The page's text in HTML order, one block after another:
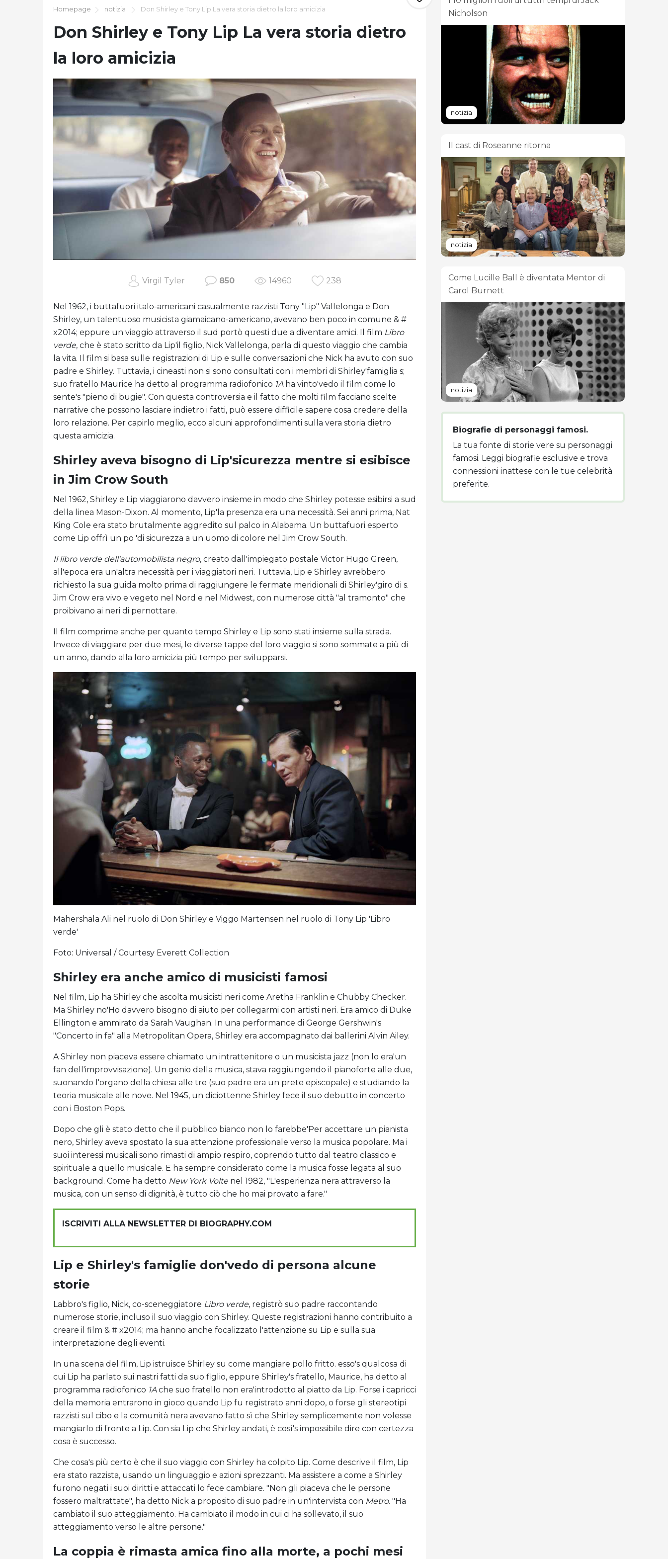
Homepage notizia Don Shirley e Tony Lip La vera storia dietro la loro amicizia
Don Shirley e Tony Lip La vera storia dietro
la loro amicizia
Virgil Tyler 850 14960 238
Nel 1962, i buttafuori italo-americani casualmente razzisti Tony "Lip" Vallelonga e Don
Shirley, un talentuoso musicista giamaicano-americano, avevano ben poco in comune & #
x2014; eppure un viaggio attraverso il sud portò questi due a diventare amici. Il film Libro
verde, che è stato scritto da Lip'il figlio, Nick Vallelonga, parla di questo viaggio che cambia
la vita. Il film si basa sulle registrazioni di Lip e sulle conversazioni che Nick ha avuto con suo
padre e Shirley. Tuttavia, i cineasti non si sono consultati con i membri di Shirley'famiglia s;
suo fratello Maurice ha detto al programma radiofonico 1Aha vinto'vedo il film come lo
sente's "pieno di bugie". Con questa controversia e il fatto che molti film facciano scelte
narrative che possono lasciare indietro i fatti, può essere difficile sapere cosa credere della
loro relazione. Per capirlo meglio, ecco alcuni approfondimenti sulla vera storia dietro
questa amicizia.
Shirley aveva bisogno di Lip'sicurezza mentre si esibisce
in Jim Crow South
Nel 1962, Shirley e Lip viaggiarono davvero insieme in modo che Shirley potesse esibirsi a sud
della linea Mason-Dixon. Al momento, Lip'la presenza era una necessità. Sei anni prima, Nat
King Cole era stato brutalmente aggredito sul palco in Alabama. Un buttafuori esperto
come Lip offrì un po 'di sicurezza a un uomo di colore nel Jim Crow South.
Il libro verde dell'automobilista negro, creato dall'impiegato postale Victor Hugo Green,
all'epoca era un'altra necessità per i viaggiatori neri. Tuttavia, Lip e Shirley avrebbero
richiesto la sua guida molto prima di raggiungere le fermate meridionali di Shirley'giro di s.
Jim Crow era vivo e vegeto nel Nord e nel Midwest, con numerose città "al tramonto" che
proibivano ai neri di pernottare.
Il film comprime anche per quanto tempo Shirley e Lip sono stati insieme sulla strada.
Invece di viaggiare per due mesi, le diverse tappe del loro viaggio si sono sommate a più di
un anno, dando alla loro amicizia più tempo per svilupparsi.
Mahershala Ali nel ruolo di Don Shirley e Viggo Martensen nel ruolo di Tony Lip 'Libro
verde'
Foto: Universal / Courtesy Everett Collection
Shirley era anche amico di musicisti famosi
Nel film, Lip ha Shirley che ascolta musicisti neri come Aretha Franklin e Chubby Checker.
Ma Shirley no'Ho davvero bisogno di aiuto per collegarmi con artisti neri. Era amico di Duke
Ellington e ammirato da Sarah Vaughan. In una performance di George Gershwin's
"Concerto in fa" alla Metropolitan Opera, Shirley era accompagnato dai ballerini Alvin Ailey.
A Shirley non piaceva essere chiamato un intrattenitore o un musicista jazz (non lo era'un
fan dell'improvvisazione). Un genio della musica, stava raggiungendo il pianoforte alle due,
suonando l'organo della chiesa alle tre (suo padre era un prete episcopale) e studiando la
teoria musicale alle nove. Nel 1945, un diciottenne Shirley fece il suo debutto in concerto
con i Boston Pops.
Dopo che gli è stato detto che il pubblico bianco non lo farebbe'Per accettare un pianista
nero, Shirley aveva spostato la sua attenzione professionale verso la musica popolare. Ma i
suoi interessi musicali sono rimasti di ampio respiro, coprendo tutto dal teatro classico e
spirituale a quello musicale. E ha sempre considerato come la musica fosse legata al suo
background. Come ha detto New York Voltenel 1982, "L'esperienza nera attraverso la
musica, con un senso di dignità, è tutto ciò che ho mai provato a fare."
ISCRIVITI ALLA NEWSLETTER DI BIOGRAPHY.COM
Lip e Shirley's famiglie don'vedo di persona alcune
storie
Labbro's figlio, Nick, co-sceneggiatore Libro verde, registrò suo padre raccontando
numerose storie, incluso il suo viaggio con Shirley. Queste registrazioni hanno contribuito a
creare il film & # x2014; ma hanno anche focalizzato l'attenzione su Lip e sulla sua
interpretazione degli eventi.
In una scena del film, Lip istruisce Shirley su come mangiare pollo fritto. esso's qualcosa di
cui Lip ha parlato sui nastri fatti da suo figlio, eppure Shirley's fratello, Maurice, ha detto al
programma radiofonico 1Ache suo fratello non era'introdotto al piatto da Lip. Forse i capricci
della memoria entrarono in gioco quando Lip fu registrato anni dopo, o forse gli stereotipi
razzisti sul cibo e la comunità nera avevano fatto sì che Shirley semplicemente non volesse
mangiarlo di fronte a Lip. Con sia Lip che Shirley andati, è così's impossibile dire con certezza
cosa è successo.
Che cosa's più certo è che il suo viaggio con Shirley ha colpito Lip. Come descrive il film, Lip
era stato razzista, usando un linguaggio e azioni sprezzanti. Ma assistere a come a Shirley
furono negati i suoi diritti e attaccati lo fece cambiare. "Non gli piaceva che le persone
fossero maltrattate", ha detto Nick a proposito di suo padre in un'intervista con Metro. "Ha
cambiato il suo atteggiamento. Ha cambiato il modo in cui ci ha sollevato, il suo
atteggiamento verso le altre persone."
La coppia è rimasta amica fino alla morte, a pochi mesi
Nicholson
notizia
Il cast di Roseanne ritorna
notizia
Come Lucille Ball è diventata Mentor di
Carol Burnett
notizia
Biografie di personaggi famosi.
La tua fonte di storie vere su personaggi
famosi. Leggi biografie esclusive e trova
connessioni inattese con le tue celebrità
preferite.